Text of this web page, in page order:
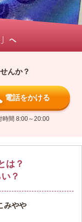
へ
んか？
電話をかける
時間 8:00～20:00
は？
？
みやや